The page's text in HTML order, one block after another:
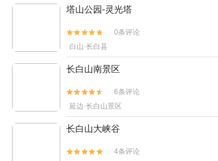
塔山公园-灵光塔


0条评论
白山·长白县
长白山南景区


6条评论
延边·长白山景区
长白山大峡谷

 4条评论